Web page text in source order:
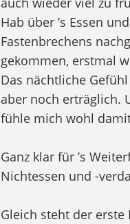
Hab über ’s Essen
Fastenbrechens
gekommen, erstmal
Das nächtliche
aber noch erträglich.
fühle mich wohl
Ganz klar für ’s
Nichtessen und -
Gleich steht der